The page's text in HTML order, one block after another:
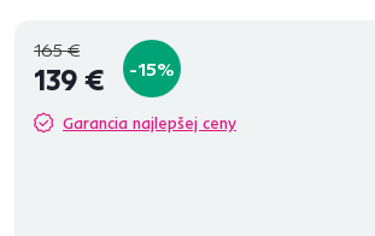
165 €
139 € -15%
Garancia najlepšej ceny